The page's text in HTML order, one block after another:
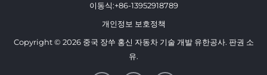
이동식:+86-13952918789
개인정보 보호정책
Copyright © 2026 중국 장쑤 홍신 자동차 기술 개발 유한공사. 판권 소
유.